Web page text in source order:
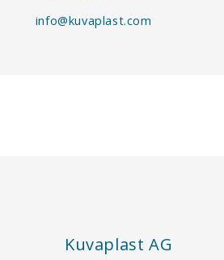
info@kuvaplast.com
Kuvaplast AG